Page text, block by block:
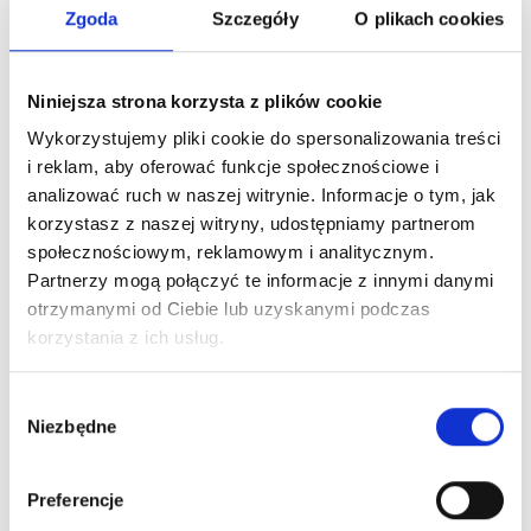
Zgoda Szczegóły O plikach cookies
Niniejsza strona korzysta z plików cookie
Wykorzystujemy pliki cookie do spersonalizowania treści
i reklam, aby oferować funkcje społecznościowe i
analizować ruch w naszej witrynie. Informacje o tym, jak
korzystasz z naszej witryny, udostępniamy partnerom
społecznościowym, reklamowym i analitycznym.
Partnerzy mogą połączyć te informacje z innymi danymi
otrzymanymi od Ciebie lub uzyskanymi podczas
korzystania z ich usług.
zgody
Niezbędne
Preferencje
dystrybucji
Wysyłka 24h z magazynu w Polsce
Stały opiekun handlowy
Szybka obsługa zwrotów i reklamacji